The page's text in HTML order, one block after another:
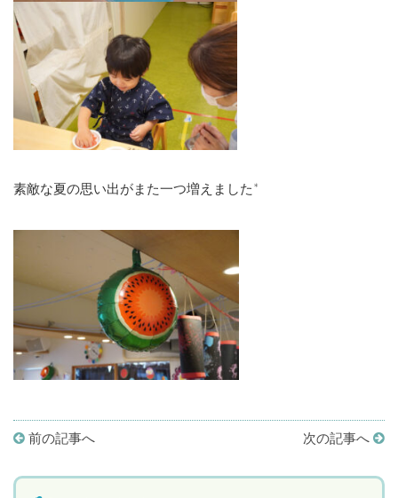
素敵な夏の思い出がまた一つ増えました*
前の記事へ 次の記事へ